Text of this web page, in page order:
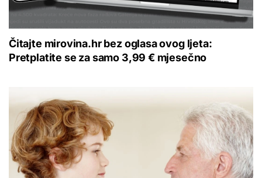
Čitajte mirovina.hr bez oglasa ovog ljeta:
Pretplatite se za samo 3,99 € mjesečno